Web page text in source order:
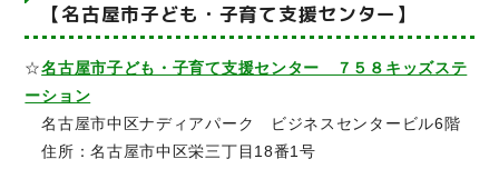
【名古屋市子ども・子育て支援センター】
☆名古屋市子ども・子育て支援センター ７５８キッズステ
ーション
名古屋市中区ナディアパーク ビジネスセンタービル6階
住所：名古屋市中区栄三丁目18番1号